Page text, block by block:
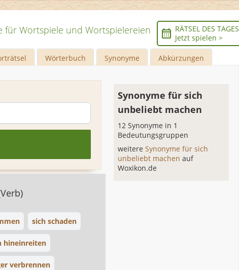
für Wortspiele und Wortspielereien
RÄTSEL DES TAGES
Jetzt spielen >
Wörterbuch Synonyme Abkürzungen
sich schaden
hineinreiten
verbrennen
Synonyme für sich
unbeliebt machen
12 Synonyme in 1
Bedeutungsgruppen
weitereSynonyme für sich
unbeliebt machenauf
Woxikon.de